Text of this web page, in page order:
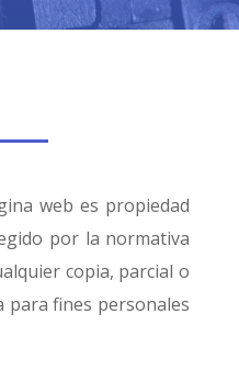
web es propiedad
por la normativa
copia, parcial o
fines personales